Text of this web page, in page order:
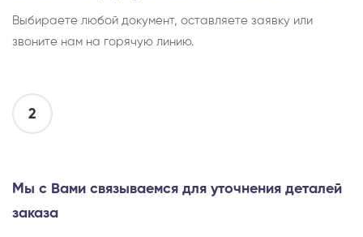
Выбираете любой документ, оставляете заявку или
звоните нам на горячую линию.
2
Мы с Вами связываемся для уточнения деталей
заказа